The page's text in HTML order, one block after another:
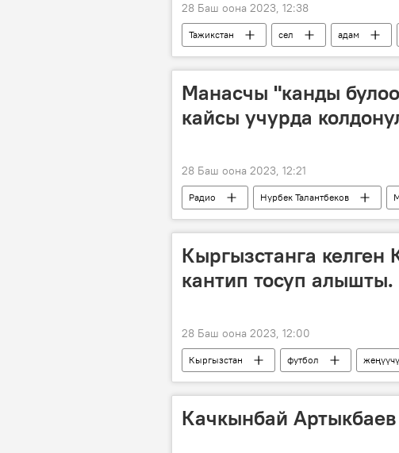
28 Баш оона 2023, 12:38
Тажикстан сел адам
Дүйнөдө
Манасчы "канды
кайсы учурда
28 Баш оона 2023, 12:21
Радио Нурбек Талантбеков
Кыргызстанга келген
кантип тосуп
28 Баш оона 2023, 12:00
Кыргызстан футбол жеңүүчү
Качкынбай